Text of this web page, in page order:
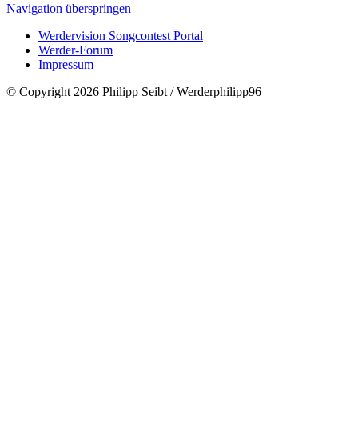
Navigation überspringen
Werdervision Songcontest Portal
Werder-Forum
Impressum
© Copyright 2026 Philipp Seibt / Werderphilipp96